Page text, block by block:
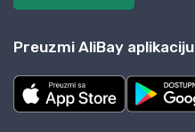
Preuzmi AliBay aplikaciju